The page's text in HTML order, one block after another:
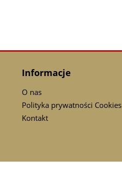
Informacje
O nas
Polityka prywatności Cookies
Kontakt